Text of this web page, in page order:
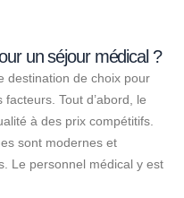
un séjour médical ?
destination de choix pour
Tout d’abord, le
à des prix compétitifs.
sont modernes et
Le personnel médical y est